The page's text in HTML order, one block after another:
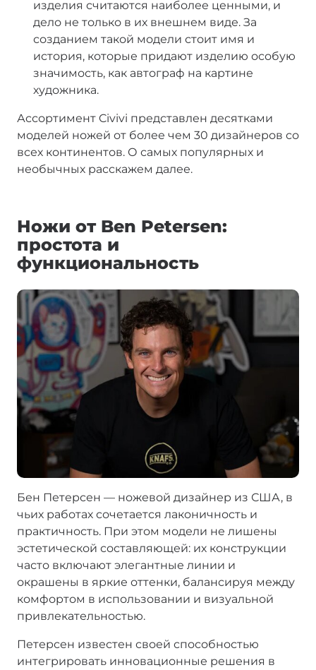
изделия считаются наиболее ценными, и
дело не только в их внешнем виде. За
созданием такой модели стоит имя и
история, которые придают изделию особую
значимость, как автограф на картине
художника.
Ассортимент Civivi представлен десятками
моделей ножей от более чем 30 дизайнеров со
всех континентов. О самых популярных и
необычных расскажем далее.
Ножи от Ben Petersen:
простота и
функциональность
Бен Петерсен — ножевой дизайнер из США, в
чьих работах сочетается лаконичность и
практичность. При этом модели не лишены
эстетической составляющей: их конструкции
часто включают элегантные линии и
окрашены в яркие оттенки, балансируя между
комфортом в использовании и визуальной
привлекательностью.
Петерсен известен своей способностью
интегрировать инновационные решения в